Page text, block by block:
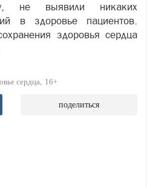
не выявили никаких
в здоровье пациентов.
здоровья сердца
сердца 16+
поделиться